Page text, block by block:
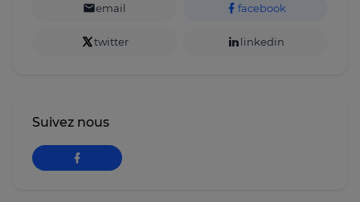
email facebook
twitter linkedin
Suivez nous